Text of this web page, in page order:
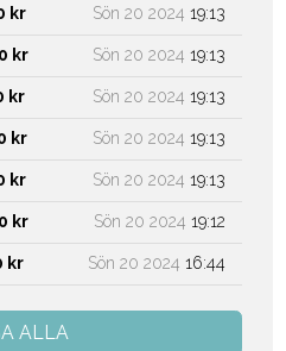
kr Sön 20 2024 19:13
kr Sön 20 2024 19:13
kr Sön 20 2024 19:13
kr Sön 20 2024 19:13
kr Sön 20 2024 19:13
kr Sön 20 2024 19:12
kr Sön 20 2024 16:44
ALLA